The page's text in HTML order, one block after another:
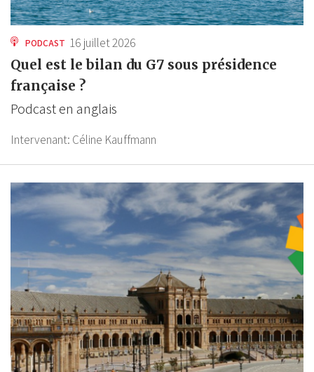
PODCAST 16 juillet 2026
Quel est le bilan du G7 sous présidence
française ?
Podcast en anglais
Intervenant: Céline Kauffmann